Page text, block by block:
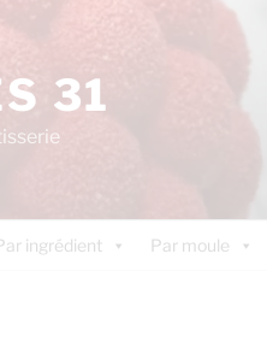
31
ingrédient Par moule